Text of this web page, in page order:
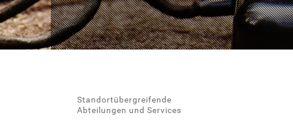
Standortübergreifende
Abteilungen und Services